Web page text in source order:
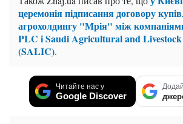
церемонія підписання договору
агрохолдингу "Мрія" між
PLC і Saudi Agricultural and
(SALIC).
Читайте нас у
Google Discover